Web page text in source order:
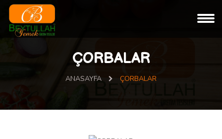
ÇORBALAR
ANASAYFA ÇORBALAR